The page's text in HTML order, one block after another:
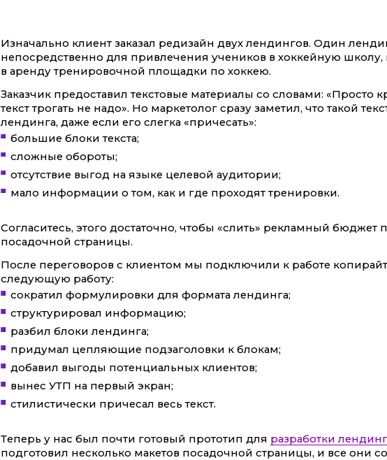
Изначально клиент заказал редизайн двух лендингов. Один
непосредственно для привлечения учеников в хоккейную школу,
в аренду тренировочной площадки по хоккею.
Заказчик предоставил текстовые материалы со словами: «Просто
текст трогать не надо». Но маркетолог сразу заметил, что такой
лендинга, даже если его слегка «причесать»:
большие блоки текста;
сложные обороты;
отсутствие выгод на языке целевой аудитории;
мало информации о том, как и где проходят тренировки.
Согласитесь, этого достаточно, чтобы «слить» рекламный бюджет
посадочной страницы.
После переговоров с клиентом мы подключили к работе
следующую работу:
сократил формулировки для формата лендинга;
структурировал информацию;
разбил блоки лендинга;
придумал цепляющие подзаголовки к блокам;
добавил выгоды потенциальных клиентов;
вынес УТП на первый экран;
стилистически причесал весь текст.
Теперь у нас был почти готовый прототип для разработки
подготовил несколько макетов посадочной страницы, и все они